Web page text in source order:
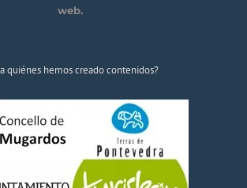
web.
quiénes hemos creado contenidos?